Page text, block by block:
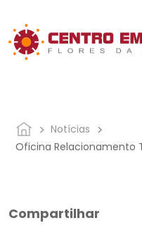
Notícias
Oficina Relacionamento
Compartilhar